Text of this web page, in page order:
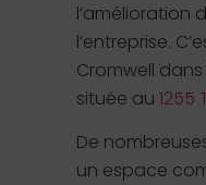
l’amélioration
l’entreprise.
Cromwell
située au 1255
De
un espace